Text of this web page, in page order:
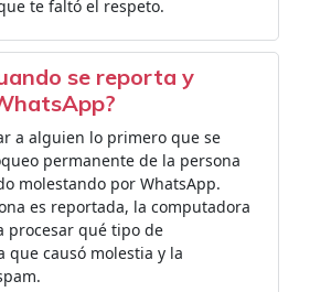
te faltó el respeto.
se reporta y
a alguien lo primero que se
permanente de la persona
molestando por WhatsApp.
es reportada, la computadora
procesar qué tipo de
que causó molestia y la